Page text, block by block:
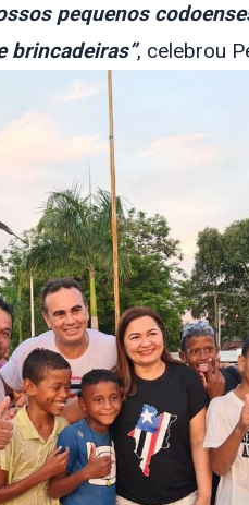
pequenos
brincadeiras”, celebrou